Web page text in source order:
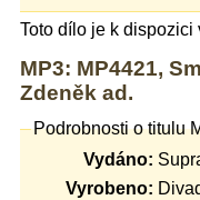
Toto dílo je k
MP3: MP4421,
Zdeněk ad.
Podrobnosti o titulu
Vydáno:
Vyrobeno: